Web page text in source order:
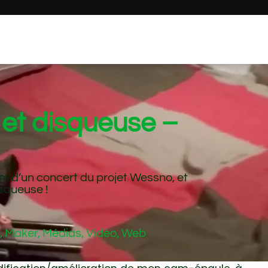
disqueuse –
d’un concert du projet Wessno, et
!
,Maker,Médias,Vidéo,Web